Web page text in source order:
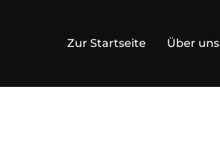
Zur Startseite Über uns